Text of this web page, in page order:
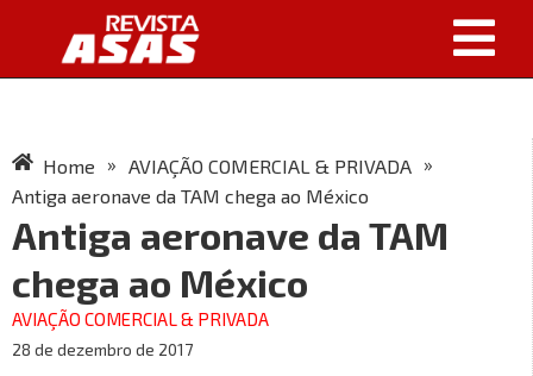
Home » AVIAÇÃO COMERCIAL & PRIVADA »
Antiga aeronave da TAM chega ao México
Antiga aeronave da TAM
chega ao México
AVIAÇÃO COMERCIAL & PRIVADA
28 de dezembro de 2017